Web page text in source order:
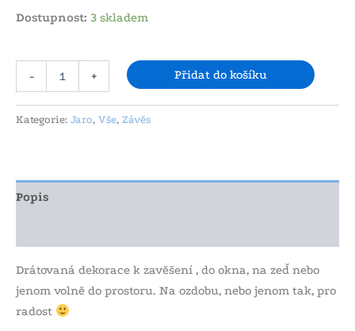
Dostupnost: 3 skladem
- + Přidat do košíku
Kategorie: Jaro, Vše, Závěs
Popis
Drátovaná dekorace k zavěšení , do okna, na zeď nebo
jenom volně do prostoru. Na ozdobu, nebo jenom tak, pro
radost